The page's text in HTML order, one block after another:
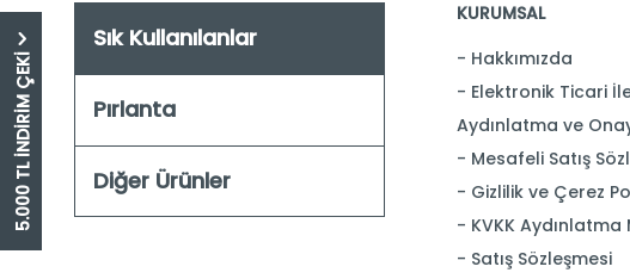
5.000 TL İNDİRİM ÇEKİ
Sık Kullanılanlar
Pırlanta
Diğer Ürünler
KURUMSAL
Hakkımızda
Elektronik Ticari
Aydınlatma ve
Mesafeli Satış
Gizlilik ve Çerez
KVKK Aydınlatma
Satış Sözleşmesi